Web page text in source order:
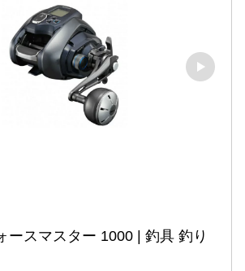
ースマスター 1000 | 釣具 釣り